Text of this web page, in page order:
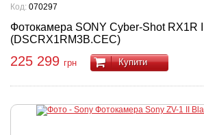
Фотокамера SONY Cyber-Shot RX1R III
(DSCRX1RM3B.CEC)
Код: 070297
225 299 грн Купити